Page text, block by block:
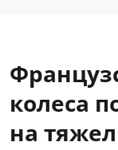
колеса
на